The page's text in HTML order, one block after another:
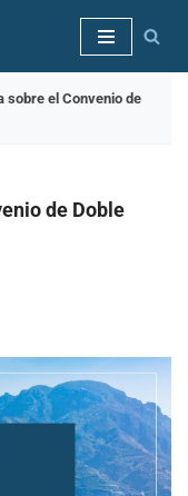
sobre el Convenio de
de Doble